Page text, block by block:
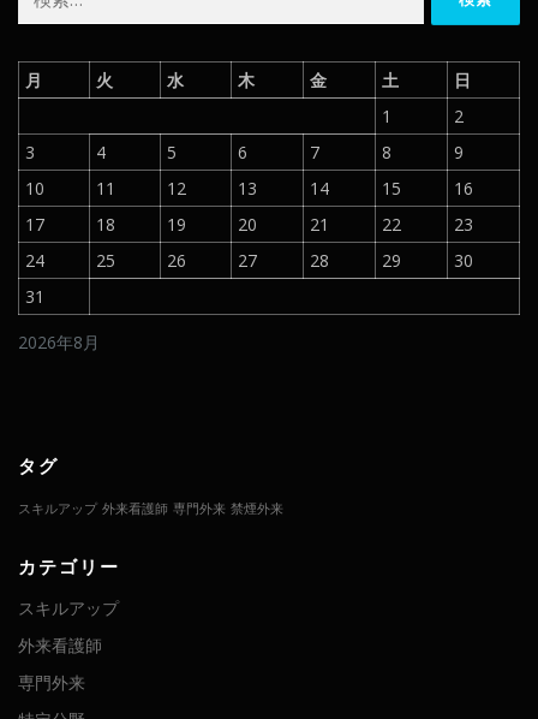
索:
2026年8月
月 火 水 木 金 土
日
1
2
3
4 5 6 7 8
9
10
11 12 13 14 15
16
17
18 19 20 21 22
23
24
25 26 27 28 29
30
31
タグ
スキルアップ 外来看護師 専門外来 禁煙外来
カテゴリー
スキルアップ
外来看護師
専門外来